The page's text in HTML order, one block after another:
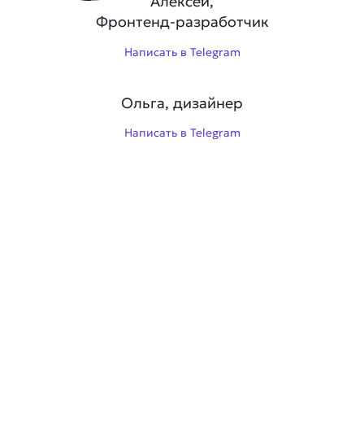
Фронтенд-разработчик
Написать в Telegram
Ольга, дизайнер
Написать в Telegram